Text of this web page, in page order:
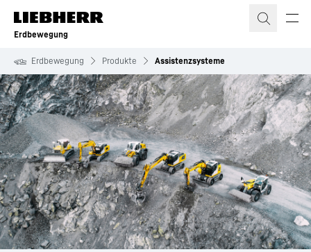
Zum Inhalt springen
Erdbewegung
Erdbewegung Produkte Assistenzsysteme